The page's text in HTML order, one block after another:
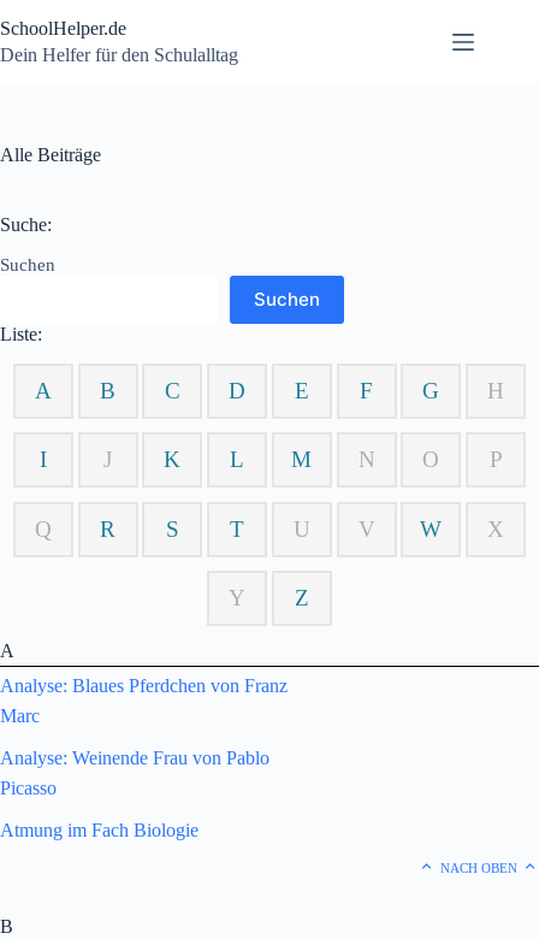
Inhalt
springen
SchoolHelper.de
Dein Helfer für den Schulalltag
Alle Beiträge
Suche:
Suchen
Suchen
Liste:
A B C D E F G H
I J K L M N O P
Q R S T U V W X
Y Z
A
Analyse: Blaues Pferdchen von Franz
Marc
Analyse: Weinende Frau von Pablo
Picasso
Atmung im Fach Biologie
NACH OBEN
B